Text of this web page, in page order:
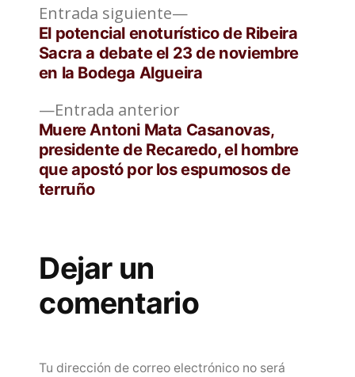
Navegación
de
entradas
Entrada anteriorEntrada
anterior:
Muere Antoni Mata Casanovas,
presidente de Recaredo, el hombre
que apostó por los espumosos de
terruño
Entrada siguiente
Entrada
siguiente:
El potencial enoturístico de Ribeira
Sacra a debate el 23 de noviembre
en la Bodega Algueira
Dejar un
comentario
Tu dirección de correo electrónico no será